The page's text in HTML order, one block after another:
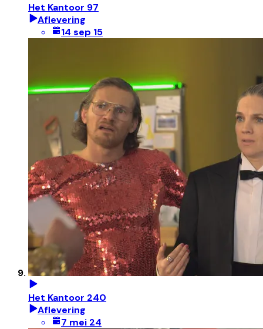
Het Kantoor 97
Aflevering
14 sep 15
Het Kantoor 240
Aflevering
7 mei 24